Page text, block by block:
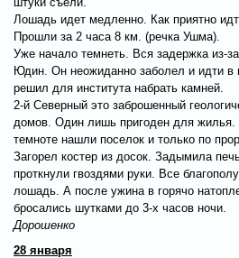
Лошадь идет медленно. Как приятно
Прошли за 2 часа 8 км. (речка Ушма).
Уже начало темнеть. Вся задержка из-
Юдин. Он неожиданно заболел и идти в
решил для института набрать камней.
2-й Северный это заброшенный
домов. Один лишь пригоден для
темноте нашли поселок и только по
Загорел костер из досок. Задымила
проткнули гвоздями руки. Все
лошадь. А после ужина в горячо
бросались шутками до 3-х часов ночи.
Дорошенко
28 января